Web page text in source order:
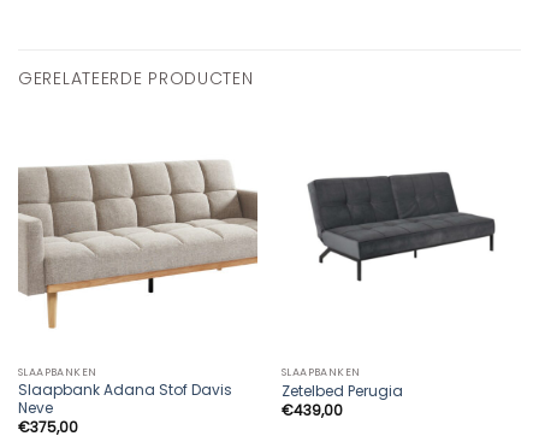
GERELATEERDE PRODUCTEN
SLAAPBANKEN
Slaapbank Adana Stof Davis
Neve
€375,00
SLAAPBANKEN
Zetelbed Perugia
€439,00